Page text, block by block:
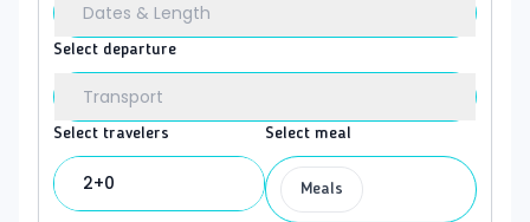
Dates & Length
Select departure
Transport
Select travelers
2+0
Select meal
Meals